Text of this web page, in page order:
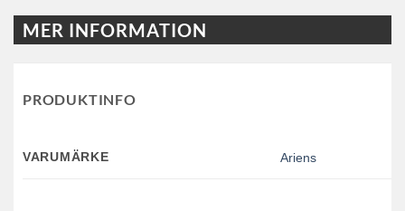
MER INFORMATION
PRODUKTINFO
VARUMÄRKE Ariens